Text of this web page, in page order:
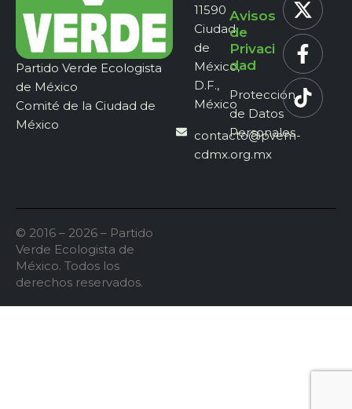
Partido Verde Ecologista
de México
Comité de la Ciudad de
México
11590
Ciudad
de
México,
D.F.,
México
contacto@pvem-
cdmx.org.mx
Avisos
de
Privaci
dad
Protección
de Datos
Personales
© 2016 – 2026 – Partido
Verde Ecologista de
México. Todos los
derechos reservados.